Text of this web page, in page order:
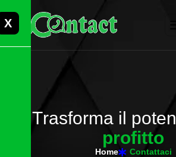
X
Trasforma il poten
profitto
Home Contattaci